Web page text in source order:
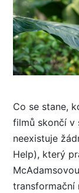
Co se stane,
filmů skončí v
neexistuje
Help), který
transformační